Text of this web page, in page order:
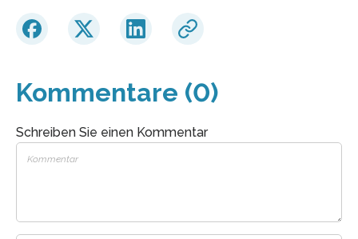
Kommentare (0)
Schreiben Sie einen Kommentar